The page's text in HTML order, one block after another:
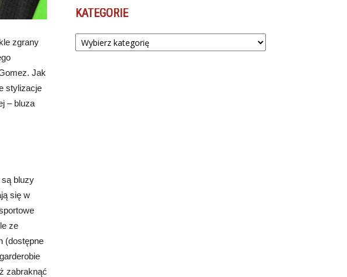
zgrany
Jak
stylizacje
– bluza
bluzy
się w
ze
(dostępne
zabraknąć
KATEGORIE
Kategorie